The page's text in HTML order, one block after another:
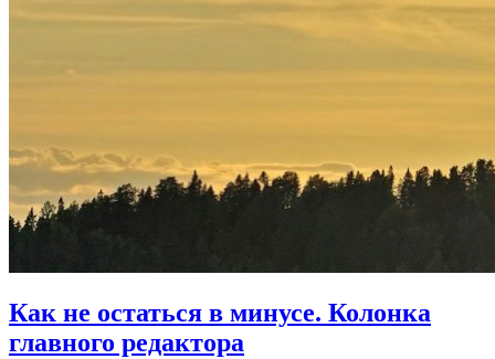
Как не остаться в минусе. Колонка
главного редактора